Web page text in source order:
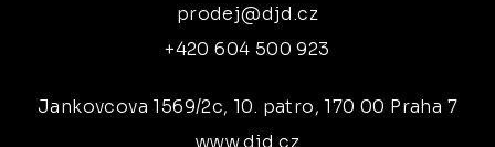
prodej@djd.cz
+420 604 500 923
Jankovcova 1569/2c, 10. patro, 170 00 Praha 7
www.djd.cz